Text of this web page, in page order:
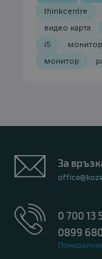
thinkcentre
видео карта
i5
монитор
За
0 700 13
0899